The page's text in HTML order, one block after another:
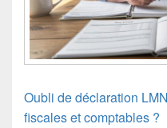
Oubli de déclaration
fiscales et comptables ?